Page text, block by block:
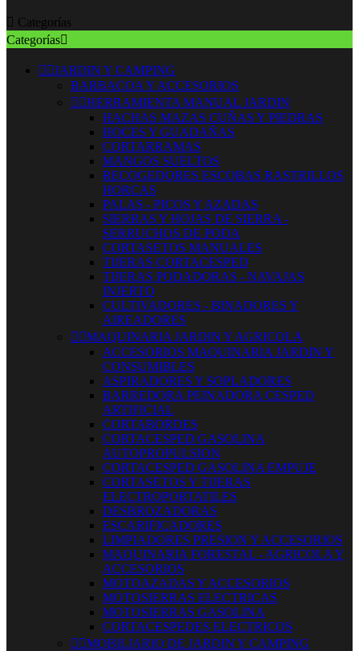
 Categorías
Categorías
 JARDIN Y CAMPING
BARBACOA Y ACCESORIOS
 HERRAMIENTA MANUAL JARDIN
HACHAS MAZAS CUÑAS Y PIEDRAS
HOCES Y GUADAÑAS
CORTARRAMAS
MANGOS SUELTOS
RECOGEDORES ESCOBAS RASTRILLOS
HORCAS
PALAS - PICOS Y AZADAS
SIERRAS Y HOJAS DE SIERRA -
SERRUCHOS DE PODA
CORTASETOS MANUALES
TIJERAS CORTACESPED
TIJERAS PODADORAS - NAVAJAS
INJERTO
CULTIVADORES - BINADORES Y
AIREADORES
 MAQUINARIA JARDIN Y AGRICOLA
ACCESORIOS MAQUINARIA JARDIN Y
CONSUMIBLES
ASPIRADORES Y SOPLADORES
BARREDORA PEINADORA CESPED
ARTIFICIAL
CORTABORDES
CORTACESPED GASOLINA
AUTOPROPULSION
CORTACESPED GASOLINA EMPUJE
CORTASETOS Y TIJERAS
ELECTROPORTATILES
DESBROZADORAS
ESCARIFICADORES
LIMPIADORES PRESION Y ACCESORIOS
MAQUINARIA FORESTAL - AGRICOLA Y
ACCESORIOS
MOTOAZADAS Y ACCESORIOS
MOTOSIERRAS ELECTRICAS
MOTOSIERRAS GASOLINA
CORTACESPEDES ELECTRICOS
 MOBILIARIO DE JARDIN Y CAMPING